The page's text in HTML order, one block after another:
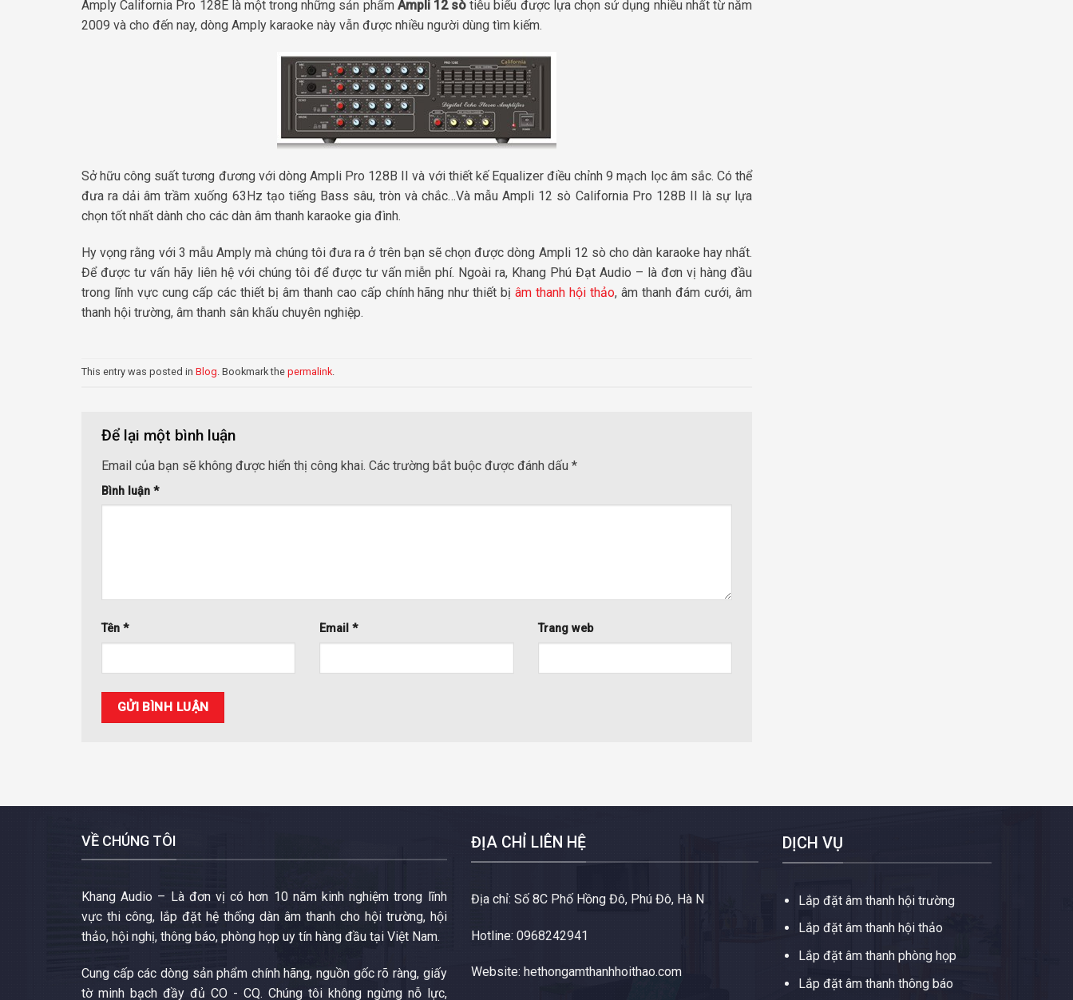
Amply California Pro 128E là một trong những sản phẩm Ampli 12 sò tiêu biểu được lựa chọn sử dụng nhiều nhất từ năm
2009 và cho đến nay, dòng Amply karaoke này vẫn được nhiều người dùng tìm kiếm.
Sở hữu công suất tương đương với dòng Ampli Pro 128B II và với thiết kế Equalizer điều chỉnh 9 mạch lọc âm sắc. Có thể
đưa ra dải âm trầm xuống 63Hz tạo tiếng Bass sâu, tròn và chắc…Và mẫu Ampli 12 sò California Pro 128B II là sự lựa
chọn tốt nhất dành cho các dàn âm thanh karaoke gia đình.
Hy vọng rằng với 3 mẫu Amply mà chúng tôi đưa ra ở trên bạn sẽ chọn được dòng Ampli 12 sò cho dàn karaoke hay nhất.
Để được tư vấn hãy liên hệ với chúng tôi để được tư vấn miễn phí. Ngoài ra, Khang Phú Đạt Audio – là đơn vị hàng đầu
trong lĩnh vực cung cấp các thiết bị âm thanh cao cấp chính hãng như thiết bịâm thanh hội thảo, âm thanh đám cưới, âm
thanh hội trường, âm thanh sân khấu chuyên nghiệp.
This entry was posted in Blog. Bookmark the permalink.
Để lại một bình luận
Email của bạn sẽ không được hiển thị công khai. Các trường bắt buộc được đánh dấu *
Bình luận *
Tên * Email* Trang web
VỀ CHÚNG TÔI
Khang Audio – Là đơn vị có hơn 10 năm kinh nghiệm trong lĩnh
vực thi công, lắp đặt hệ thống dàn âm thanh cho hội trường, hội
thảo, hội nghị, thông báo, phòng họp uy tín hàng đầu tại Việt Nam.
Cung cấp các dòng sản phẩm chính hãng, nguồn gốc rõ ràng, giấy
tờ minh bạch đầy đủ CO - CQ. Chúng tôi không ngừng nỗ lực,
ĐỊA CHỈ LIÊN HỆ
Địa chỉ: Số 8C Phố Hồng Đô, Phú Đô, Hà N
Hotline: 0968242941
Website: hethongamthanhhoithao.com
DỊCH VỤ
Lắp đặt âm thanh hội trường
Lắp đặt âm thanh hội thảo
Lắp đặt âm thanh phòng họp
Lắp đặt âm thanh thông báo